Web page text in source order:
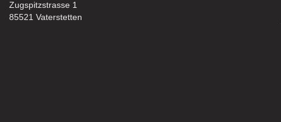
Zugspitzstrasse 1
85521 Vaterstetten